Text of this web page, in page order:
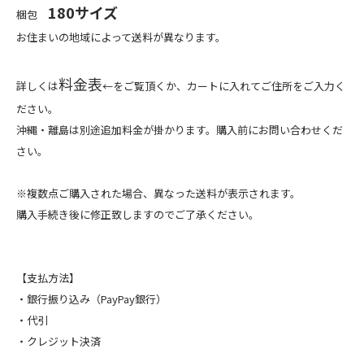
梱包 180サイズ
お住まいの地域によって送料が異なります。
詳しくは料金表←をご覧頂くか、カートに入れてご住所をご入力く
ださい。
沖縄・離島は別途追加料金が掛かります。購入前にお問い合わせくだ
さい。
※複数点ご購入された場合、異なった送料が表示されます。
購入手続き後に修正致しますのでご了承ください。
【支払方法】
・銀行振り込み（PayPay銀行）
・代引
・クレジット決済